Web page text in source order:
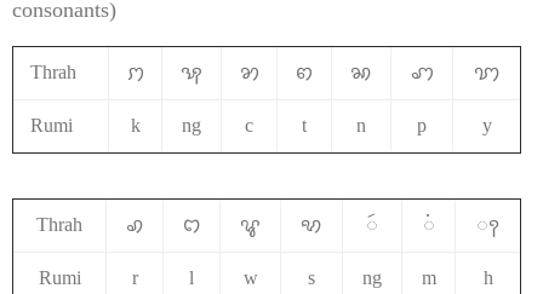
consonants)
Thrah ꩀ ꩂ ꩄ ꩅ ꩆ ꩇ ꩈ
Rumi k ng c t n p y
Thrah ꩉ ꩊ ꨥ ꩋ ꩃ ꩌ ꩍ
Rumi r l w s ng m h